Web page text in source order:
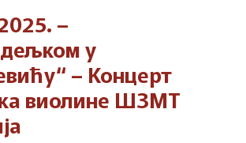
–
у
– Концерт
виолине ШЗМТ